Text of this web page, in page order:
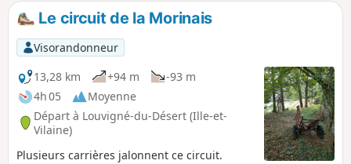
Guillaume a vécu en ce lieu pendant sept ans et que l’on
retrouve sculptés dans la roche, le lavoir, l’écuelle, la
fontaine et le lit de l’ermite.
Le circuit de la Morinais
Visorandonneur
13,28 km
+94 m
-93 m
4h 05
Moyenne
Départ à Louvigné-du-Désert (Ille-et-
Vilaine)
Plusieurs carrières jalonnent ce circuit.